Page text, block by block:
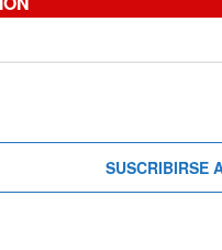
SUSCRIBIRSE